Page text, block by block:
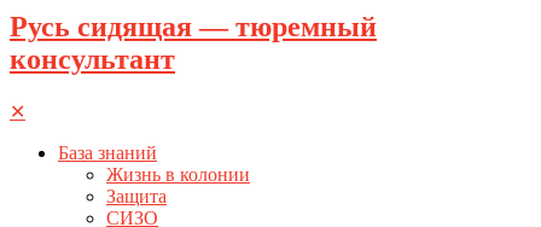
Русь сидящая — тюремный
консультант
✕
База знаний
Жизнь в колонии
Защита
СИЗО